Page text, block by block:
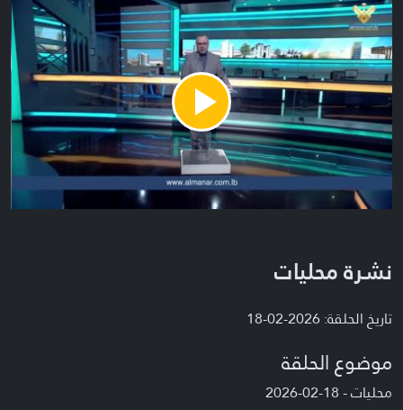
Play
Video
نشرة محليات
تاريخ الحلقة: 2026-02-18
موضوع الحلقة
محليات - 18-02-2026